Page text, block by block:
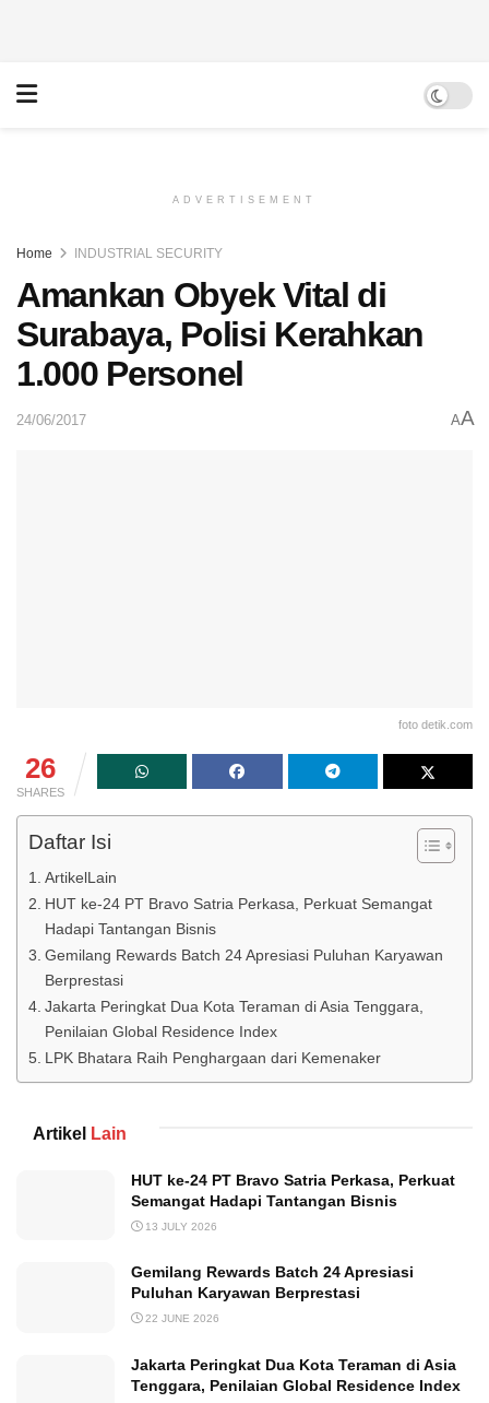
ADVERTISEMENT
Home INDUSTRIAL SECURITY
Amankan Obyek Vital di
Surabaya, Polisi Kerahkan
1.000 Personel
24/06/2017 AA
foto detik.com
26
SHARES
Daftar Isi
ArtikelLain
HUT ke-24 PT Bravo Satria Perkasa, Perkuat Semangat
Hadapi Tantangan Bisnis
Gemilang Rewards Batch 24 Apresiasi Puluhan Karyawan
Berprestasi
Jakarta Peringkat Dua Kota Teraman di Asia Tenggara,
Penilaian Global Residence Index
LPK Bhatara Raih Penghargaan dari Kemenaker
Artikel Lain
HUT ke-24 PT Bravo Satria Perkasa, Perkuat
Semangat Hadapi Tantangan Bisnis
13 JULY 2026
Gemilang Rewards Batch 24 Apresiasi
Puluhan Karyawan Berprestasi
22 JUNE 2026
Jakarta Peringkat Dua Kota Teraman di Asia
Tenggara, Penilaian Global Residence Index